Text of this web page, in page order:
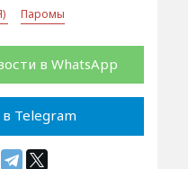
Паромы
в WhatsApp
Telegram